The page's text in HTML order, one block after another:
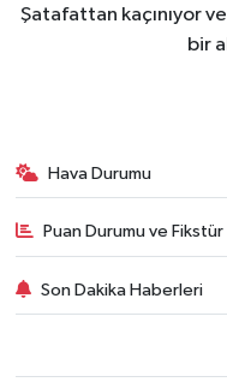
Şatafattan kaçınıyor
bir
Hava Durumu
Puan Durumu ve Fikstür
Son Dakika Haberleri